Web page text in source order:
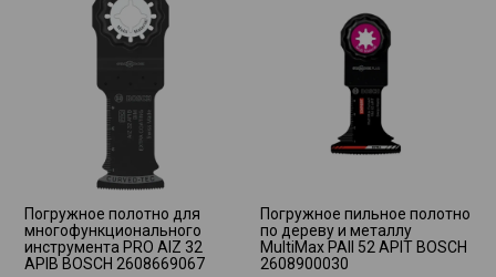
Погружное полотно для
многофункционального
инструмента PRO AIZ 32
APIB BOSCH 2608669067
Погружное пильное полотно
по дереву и металлу
MultiMax PAII 52 APIT BOSCH
2608900030